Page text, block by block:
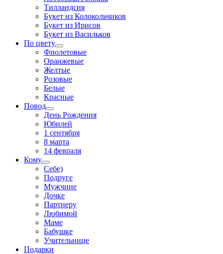
Тилландсия
Букет из Колокольчиков
Букет из Ирисов
Букет из Васильков
По цвету
Фиолетовые
Оранжевые
Желтые
Розовые
Белые
Красные
Повод
День Рождения
Юбилей
1 сентября
8 марта
14 февраля
Кому
Себе)
Подруге
Мужчине
Дочке
Партнеру
Любимой
Маме
Бабушке
Учительнице
Подарки